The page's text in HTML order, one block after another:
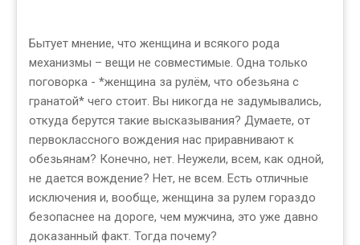
Бытует мнение, что женщина и всякого рода
механизмы – вещи не совместимые. Одна только
поговорка - *женщина за рулём, что обезьяна с
гранатой* чего стоит. Вы никогда не задумывались,
откуда берутся такие высказывания? Думаете, от
первоклассного вождения нас приравнивают к
обезьянам? Конечно, нет. Неужели, всем, как одной,
не дается вождение? Нет, не всем. Есть отличные
исключения и, вообще, женщина за рулем гораздо
безопаснее на дороге, чем мужчина, это уже давно
доказанный факт. Тогда почему?